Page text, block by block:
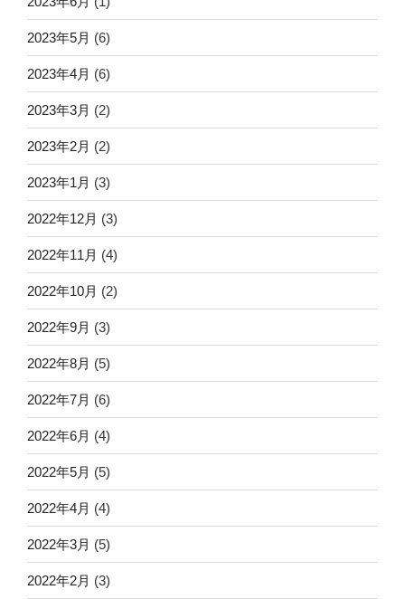
2023年5月 (6)
2023年4月 (6)
2023年3月 (2)
2023年2月 (2)
2023年1月 (3)
2022年12月 (3)
2022年11月 (4)
2022年10月 (2)
2022年9月 (3)
2022年8月 (5)
2022年7月 (6)
2022年6月 (4)
2022年5月 (5)
2022年4月 (4)
2022年3月 (5)
2022年2月 (3)